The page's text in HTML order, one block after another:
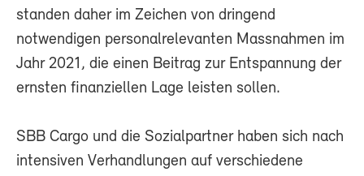
standen daher im Zeichen von dringend
notwendigen personalrelevanten Massnahmen im
Jahr 2021, die einen Beitrag zur Entspannung der
ernsten finanziellen Lage leisten sollen.
SBB Cargo und die Sozialpartner haben sich nach
intensiven Verhandlungen auf verschiedene